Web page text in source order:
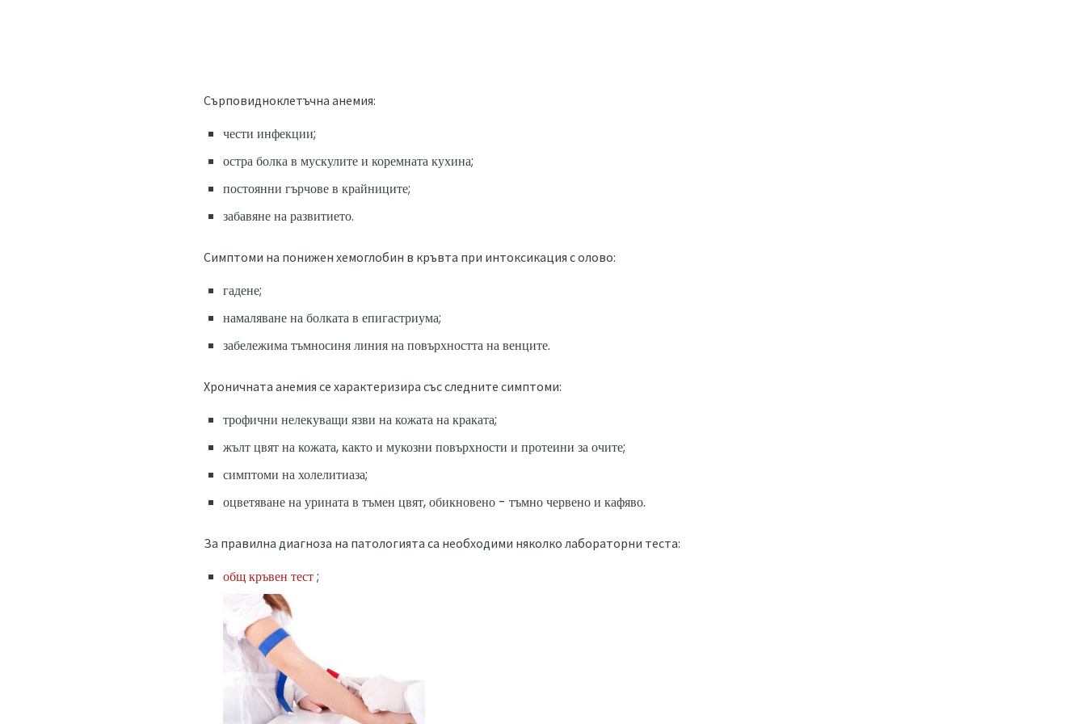
Сърповидноклетъчна анемия:
чести инфекции;
остра болка в мускулите и коремната кухина;
постоянни гърчове в крайниците;
забавяне на развитието.
Симптоми на понижен хемоглобин в кръвта при интоксикация с олово:
гадене;
намаляване на болката в епигастриума;
забележима тъмносиня линия на повърхността на венците.
Хроничната анемия се характеризира със следните симптоми:
трофични нелекуващи язви на кожата на краката;
жълт цвят на кожата, както и мукозни повърхности и протеини за очите;
симптоми на холелитиаза;
оцветяване на урината в тъмен цвят, обикновено - тъмно червено и кафяво.
За правилна диагноза на патологията са необходими няколко лабораторни теста:
общ кръвен тест;